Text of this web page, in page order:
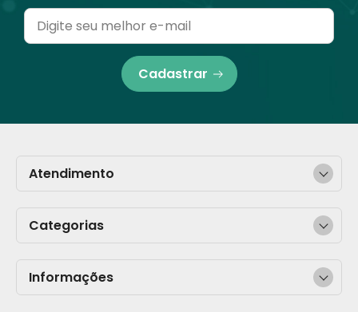
Cadastrar
Categorias
Informações
Atendimento